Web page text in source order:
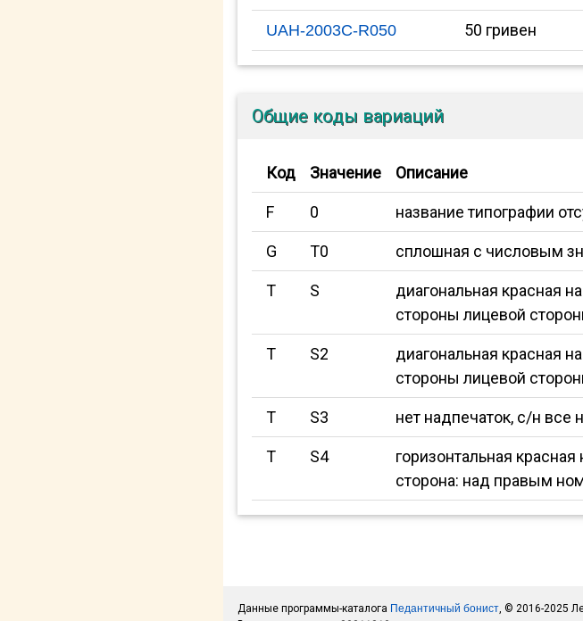
UAH-2003C-R050 50 гривен
Общие коды вариаций
Код Значение Описание
F 0 название типографии
G T0 сплошная с числовым
T S
диагональная красная
стороны лицевой
T S2
диагональная красная
стороны лицевой
T S3 нет надпечаток, с/н все
T S4
горизонтальная
сторона: над правым
Данные программы-каталога Педантичный бонист , © 2016-2025